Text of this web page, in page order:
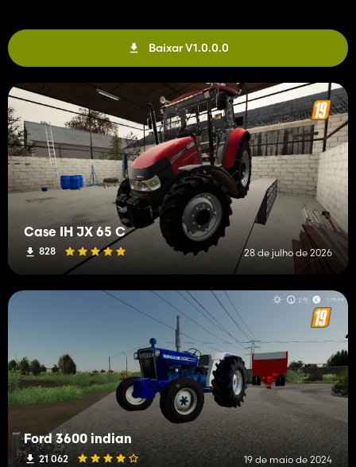
Baixar V1.0.0.0
Case IH JX 65 C
828 28 de julho de 2026
Ford 3600 indian
21 062 19 de maio de 2024